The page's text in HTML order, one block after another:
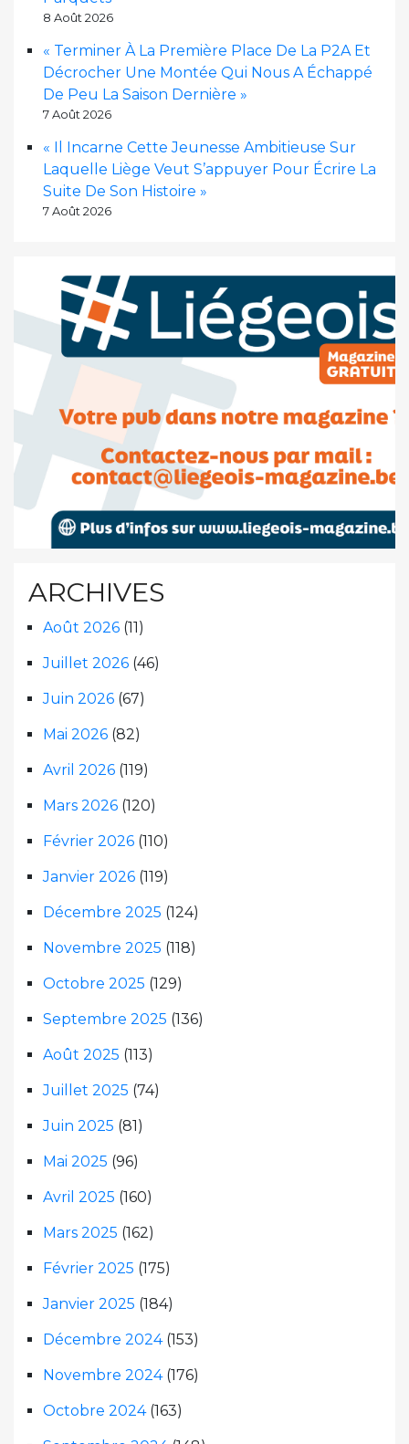
8 Août 2026
« Terminer À La Première Place De La P2A Et
Décrocher Une Montée Qui Nous A Échappé
De Peu La Saison Dernière »
7 Août 2026
« Il Incarne Cette Jeunesse Ambitieuse Sur
Laquelle Liège Veut S’appuyer Pour Écrire La
Suite De Son Histoire »
7 Août 2026
ARCHIVES
Août 2026 (11)
Juillet 2026 (46)
Juin 2026 (67)
Mai 2026 (82)
Avril 2026 (119)
Mars 2026 (120)
Février 2026 (110)
Janvier 2026 (119)
Décembre 2025 (124)
Novembre 2025 (118)
Octobre 2025 (129)
Septembre 2025 (136)
Août 2025 (113)
Juillet 2025 (74)
Juin 2025 (81)
Mai 2025 (96)
Avril 2025 (160)
Mars 2025 (162)
Février 2025 (175)
Janvier 2025 (184)
Décembre 2024(153)
Novembre 2024(176)
Octobre 2024(163)